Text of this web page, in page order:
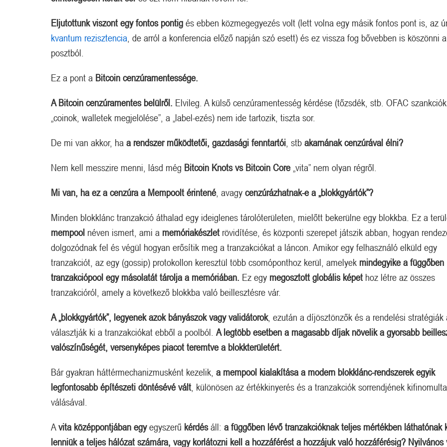
Eljutottunk viszont egy fontos pontig és ebben közmegegyezés volt (lett volna egy másik fontos pont is, az
kvantum rezisztencia , de arról a konferencia előző napján szó esett) és ez vissza fog bővebben is köszönni
posztból.
Ez a pont a Bitcoin cenzúramentessége.
A Bitcoin cenzúramentes belülről. Elvileg. A külső cenzúramentesség kérdése (tőzsdék, stb. OFAC
„coinok, walletek megjelölése”, a „label-ezés) nem ide tartozik, tiszta sor.
De mi van akkor, ha a rendszer működtetői, gazdasági fenntartói , stb akarnának cenzúrával élni?
Nem kell messzire menni, lásd még Bitcoin Knots vs Bitcoin Core„vita” nem olyan régről.
Mi van, ha ez a cenzúra a Mempoolt érintené, avagy cenzúrázhatnak-e a „blokkgyártók”?
Minden blokklánc tranzakció áthalad egy ideiglenes tárolóterületen, mielőtt bekerülne egy blokkba. Ez a
mempool néven ismert, ami a memóriakészlet rövidítése, és központi szerepet játszik abban, hogyan
dolgozódnak fel és végül hogyan erősítik meg a tranzakciókat a láncon. Amikor egy felhasználó elküld egy
tranzakciót, az egy (gossip) protokollon keresztül több csomóponthoz kerül, amelyek mindegyike a függőben
tranzakciópool egy másolatát tárolja a memóriában. Ez egy megosztott globális képet hoz létre az összes
tranzakcióról, amely a következő blokkba való beillesztésre vár.
A „blokkgyártók”, legyenek azok bányászok vagy validátorok, ezután a díjösztönzők és a rendelési stratégiák
választják ki a tranzakciókat ebből a poolból. A legtöbb esetben a magasabb díjak növelik a gyorsabb
valószínűségét, versenyképes piacot teremtve a blokkterületért.
Bár gyakran háttérmechanizmusként kezelik, a mempool kialakítása a modern blokklánc-rendszerek egyik
legfontosabb építészeti döntésévé vált , különösen az értékkinyerés és a tranzakciók sorrendjének
válásával.
Avita középpontjában egyegyszerű kérdésáll: a függőben lévő tranzakcióknak teljes mértékben láthatónak
lenniük a teljes hálózat számára, vagy korlátozni kell a hozzáférést a hozzájuk való hozzáférésig? Nyilvános